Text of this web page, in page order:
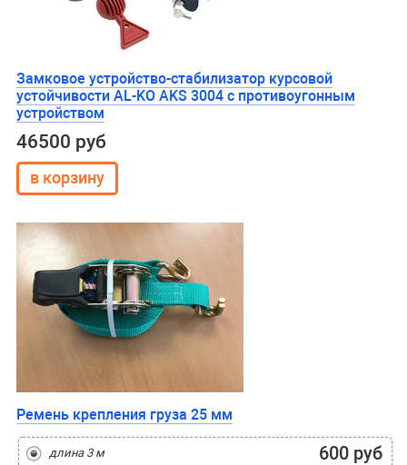
Замковое устройство-стабилизатор курсовой
устойчивости AL-KO AKS 3004 с противоугонным
устройством
46500 руб
Ремень крепления груза 25 мм
длина 3 м 600 руб